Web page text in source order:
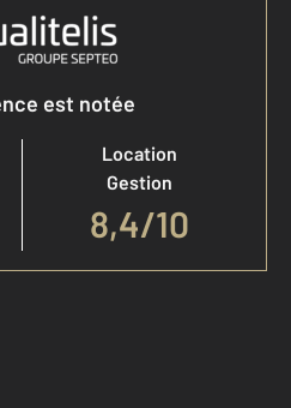
est notée
Location
Gestion
8,4/10